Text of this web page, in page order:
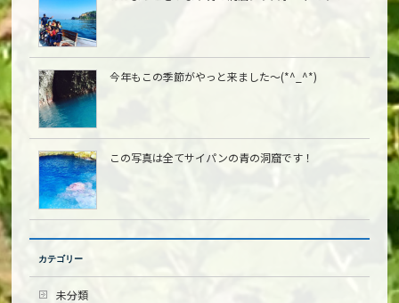
今年もこの季節がやっと来ました〜(*^_^*)
この写真は全てサイパンの青の洞窟です！
カテゴリー
未分類